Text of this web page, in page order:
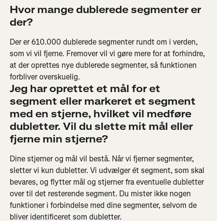
Hvor mange dublerede segmenter er
der?
Der er 610.000 dublerede segmenter rundt om i verden,
som vi vil fjerne. Fremover vil vi gøre mere for at forhindre,
at der oprettes nye dublerede segmenter, så funktionen
forbliver overskuelig.
Jeg har oprettet et mål for et
segment eller markeret et segment
med en stjerne, hvilket vil medføre
dubletter. Vil du slette mit mål eller
fjerne min stjerne?
Dine stjerner og mål vil bestå. Når vi fjerner segmenter,
sletter vi kun dubletter. Vi udvælger ét segment, som skal
bevares, og flytter mål og stjerner fra eventuelle dubletter
over til det resterende segment. Du mister ikke nogen
funktioner i forbindelse med dine segmenter, selvom de
bliver identificeret som dubletter.